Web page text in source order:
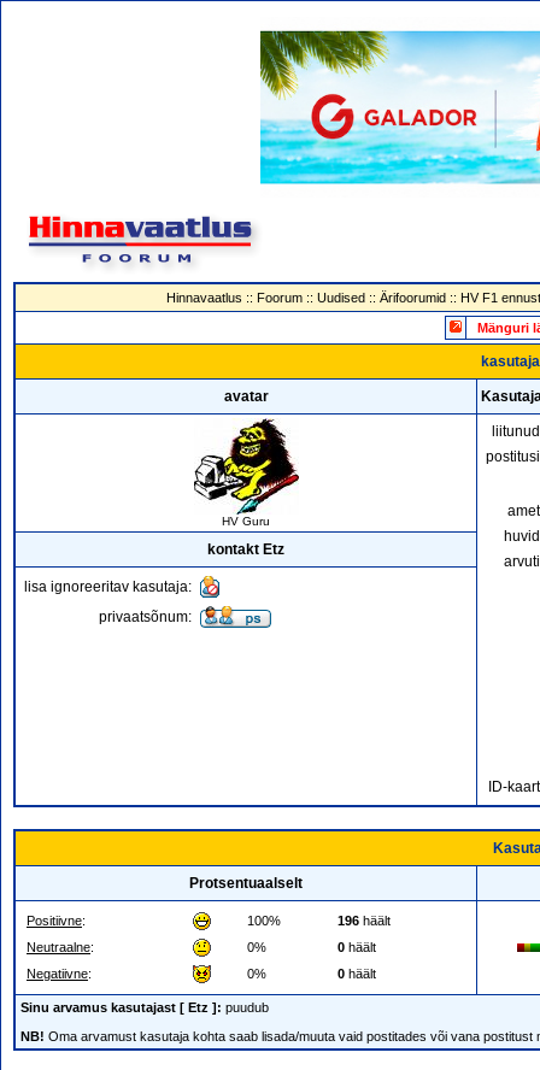
Hinnavaatlus :: Foorum:: Uudised:: Ärifoorumid:: HV F1
Mänguri
avatar
HV Guru
ID-
kontakt Etz
lisa ignoreeritav kasutaja:
privaatsõnum:
Protsentuaalselt
Positiivne: 100% 196 häält
Neutraalne: 0% 0 häält
Negatiivne: 0% 0 häält
Sinu arvamus kasutajast [ Etz ]: puudub
NB! Oma arvamust kasutaja kohta saab lisada/muuta vaid postitades või vana postitust